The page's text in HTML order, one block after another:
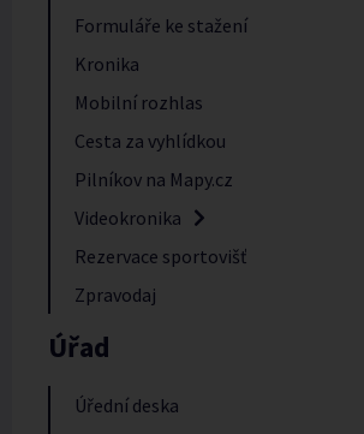
Formuláře ke stažení
Kronika
Mobilní rozhlas
Cesta za vyhlídkou
Pilníkov na Mapy.cz
Videokronika
Rezervace sportovišť
Zpravodaj
Úřad
Úřední deska